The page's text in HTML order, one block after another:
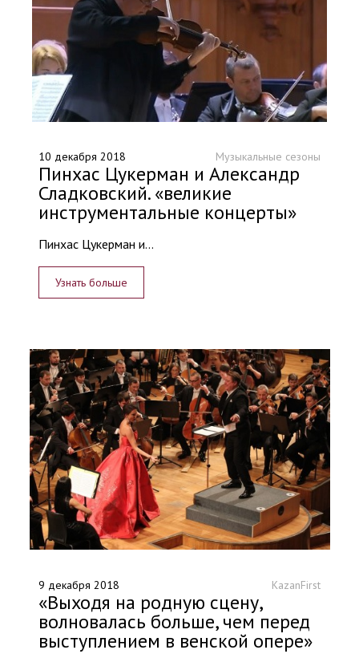
10 декабря 2018 Музыкальные сезоны
Пинхас Цукерман и Александр
Сладковский. «великие
инструментальные концерты»
Пинхас Цукерман и...
Узнать больше
9 декабря 2018 KazanFirst
«Выходя на родную сцену,
волновалась больше, чем перед
выступлением в венской опере»